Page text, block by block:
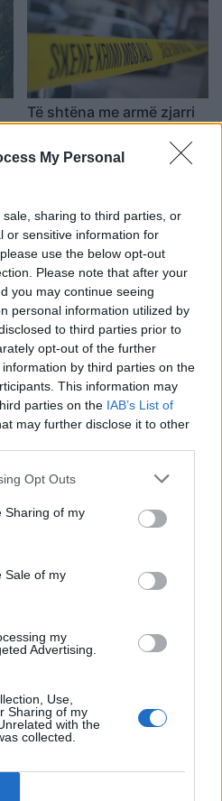
My Personal
sharing to third parties, or
or sensitive information for
use the below opt-out
Please note that after your
you may continue seeing
personal information utilized by
to third parties prior to
opt-out of the further
by third parties on the
This information may
parties on the IAB’s List of
may further disclose it to other
Opt Outs
Sharing of my
Sale of my
my
Advertising.
Use,
Sharing of my
with the
collected.
Të shtëna me armë zjarri
vjeçari (EMRI)
Gjenerali rus vritet nga
atentati me bombë,
Moska arreston agjentin
ukrainas si të dyshuarin
kryesor
schedule 20:53 / 26/04/2025
E rëndë/ Ky është 43-
vjeçari shqiptar që u
bashkëatdhetari në Itali
(EMRI)
schedule 11:05 / 07/04/2025